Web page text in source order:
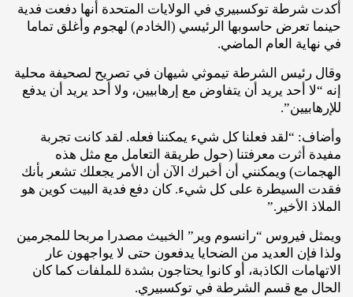
أكدت شرطة توكسبيري في الولايات المتحدة أنها دفعت فدية
حينما تعرض حاسوبها الرئيسي (الخادم) لهجوم وأغلق تماما
في نهاية العام الماضي.
وقال رئيس الشرطة تيموثي شيهان في تصريح لصحيفة محلية
إنه “لا أحد يريد أن يتفاوض مع إرهابيين، ولا أحد يريد أن يدفع
للإرهابيين”.
وأضاف: “لقد فعلنا كل شيء يمكننا فعله. لقد كانت تجربة
مفيدة أثرت معرفتنا (حول طريقة التعامل مع مثل هذه
الهجمات) ويمكنني أن أخبرك الآن أن الأمر يجعلك تشعر بأنك
فقدت السيطرة على كل شيء. كان دفع فدية البيت كوين هو
الملاذ الأخير.”
ويمثل فيروس “رانسوم وير” الخبيث مصدرا مربحا للمجرمين
ولذا فإن العديد من الضحايا يدفعون حتى لا يواجهون عار
الاتهامات الكاذبة، أو كانوا يحتاجون بشدة للملفات كما كان
الحال مع قسم الشرطة في توكسبيري.